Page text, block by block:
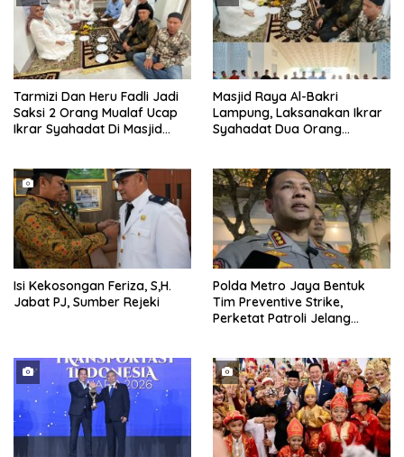
Tarmizi Dan Heru Fadli Jadi
Saksi 2 Orang Mualaf Ucap
Ikrar Syahadat Di Masjid
Masjid Raya Al-Bakri
Lampung, Laksanakan Ikrar
Syahadat Dua Orang
Isi Kekosongan Feriza, S,H.
Jabat PJ, Sumber Rejeki
Polda Metro Jaya Bentuk
Tim Preventive Strike,
Perketat Patroli Jelang